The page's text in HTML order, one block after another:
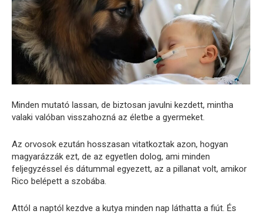
Minden mutató lassan, de biztosan javulni kezdett, mintha
valaki valóban visszahozná az életbe a gyermeket.
Az orvosok ezután hosszasan vitatkoztak azon, hogyan
magyarázzák ezt, de az egyetlen dolog, ami minden
feljegyzéssel és dátummal egyezett, az a pillanat volt, amikor
Rico belépett a szobába.
Attól a naptól kezdve a kutya minden nap láthatta a fiút. És